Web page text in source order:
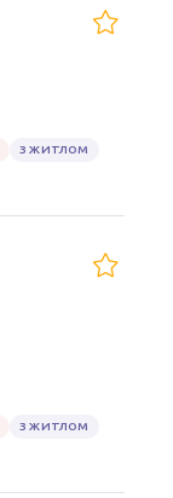
З ЖИТЛОМ
З ЖИТЛОМ